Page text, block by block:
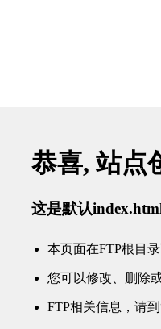
恭喜, 站点
这是默认
本页面在FTP根目
您可以修改、删除
FTP相关信息，请